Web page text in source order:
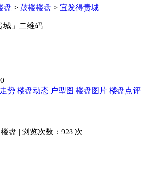
盘 > 鼓楼楼盘 > 宜发得贵城
势 楼盘动态 户型图 楼盘图片 楼盘点评
盘 | 浏览次数：928 次